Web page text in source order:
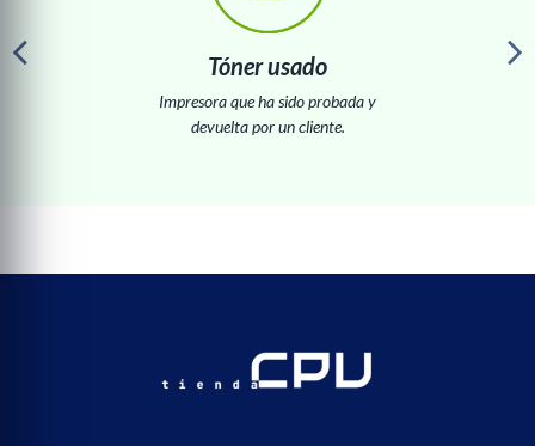
Tóner usado
Impresora que ha sido probada y
devuelta por un cliente.